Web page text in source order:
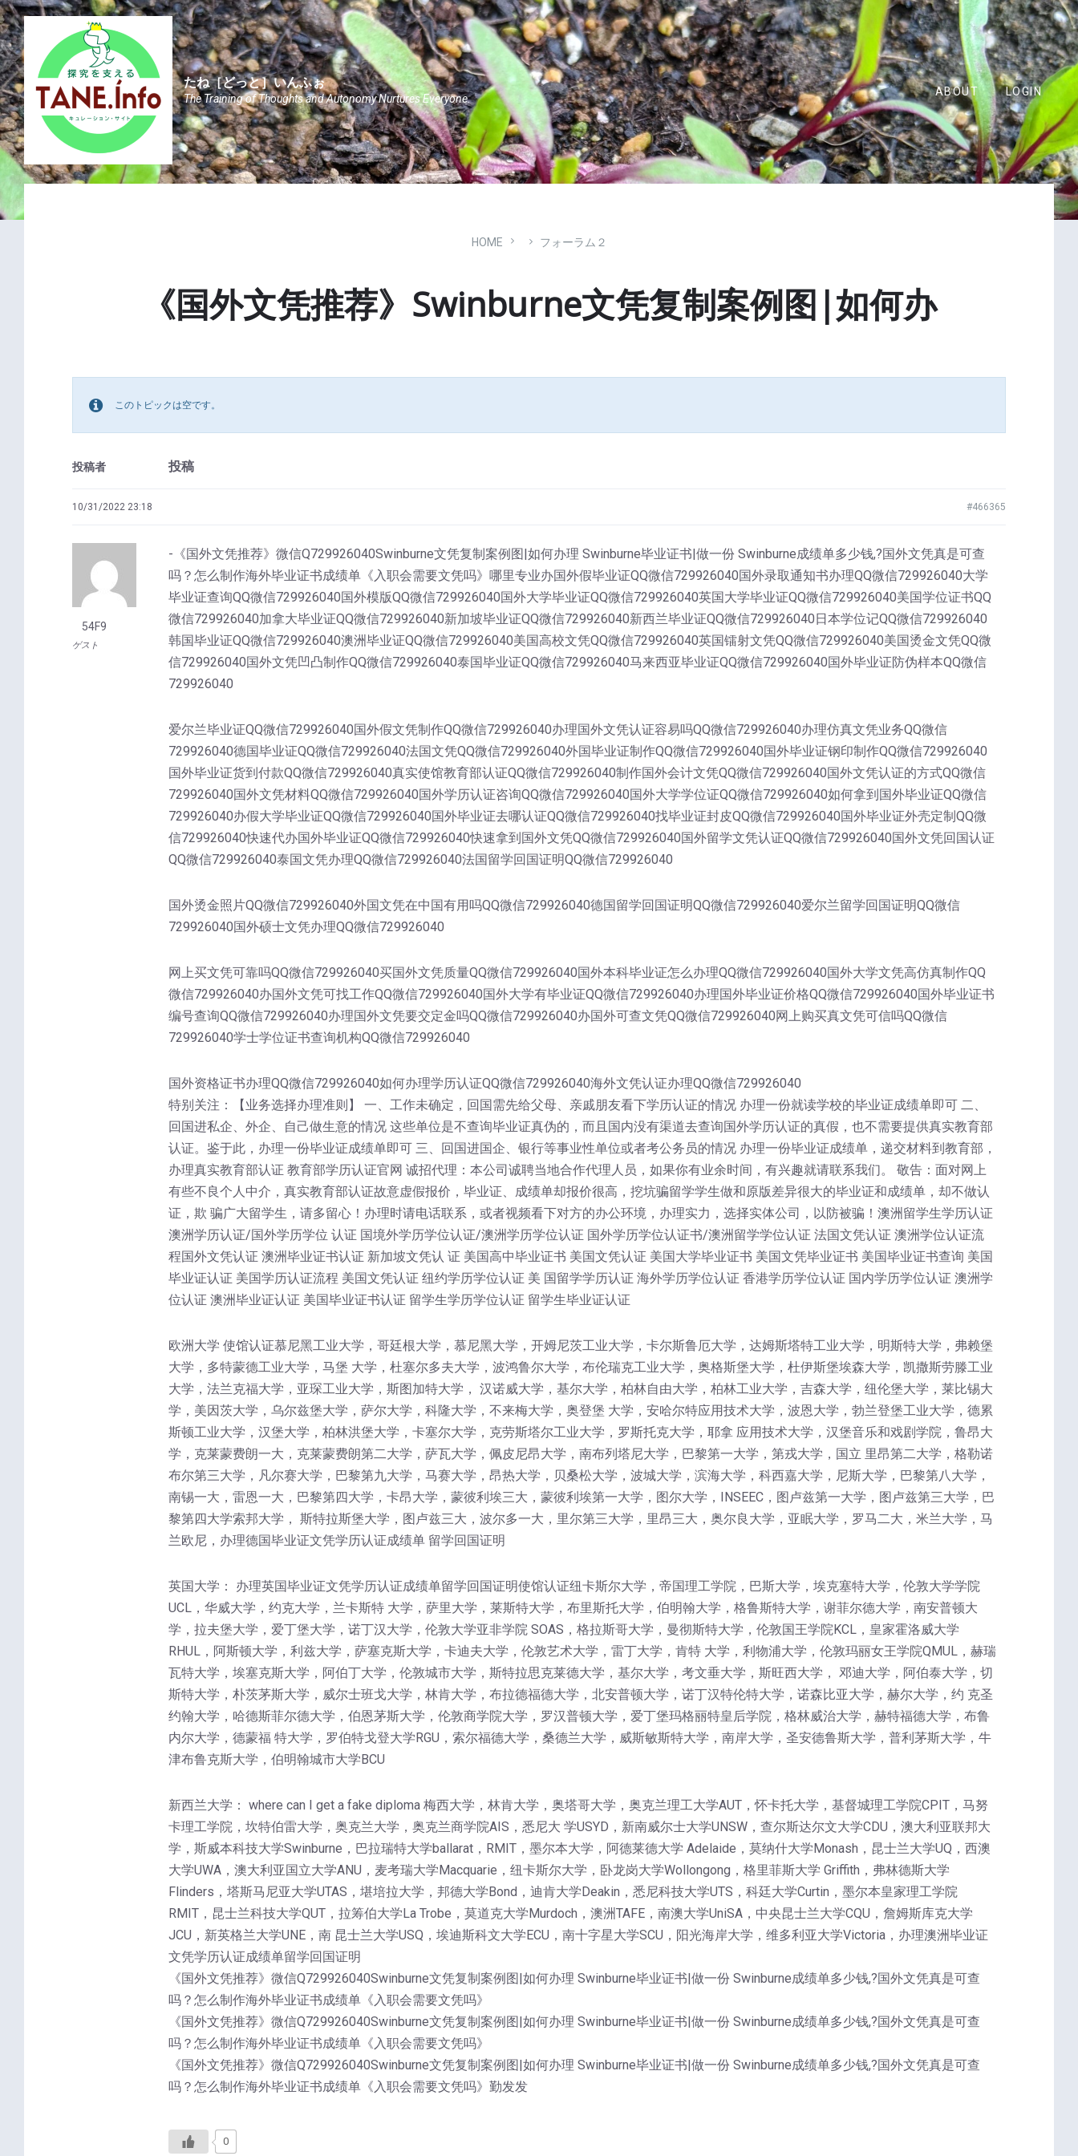
Skip
to
content
Skip
to
main
navigation
Skip
to
footer
たね［どっと］いんふぉ
The Training of Thoughts and Autonomy Nurtures Everyone.
ABOUT LOGIN
HOME フォーラム２
《国外文凭推荐》Swinburne文凭复制案例图|如何办
このトピックは空です。
投稿者 投稿
10/31/2022 23:18 #466365
54F9
ゲスト
-《国外文凭推荐》微信Q729926040Swinburne文凭复制案例图|如何办理 Swinburne毕业证书|做一份 Swinburne成绩单多少钱,?国外文凭真是可查
吗？怎么制作海外毕业证书成绩单《入职会需要文凭吗》哪里专业办国外假毕业证QQ微信729926040国外录取通知书办理QQ微信729926040大学
毕业证查询QQ微信729926040国外模版QQ微信729926040国外大学毕业证QQ微信729926040英国大学毕业证QQ微信729926040美国学位证书QQ
微信729926040加拿大毕业证QQ微信729926040新加坡毕业证QQ微信729926040新西兰毕业证QQ微信729926040日本学位记QQ微信729926040
韩国毕业证QQ微信729926040澳洲毕业证QQ微信729926040美国高校文凭QQ微信729926040英国镭射文凭QQ微信729926040美国烫金文凭QQ微
信729926040国外文凭凹凸制作QQ微信729926040泰国毕业证QQ微信729926040马来西亚毕业证QQ微信729926040国外毕业证防伪样本QQ微信
729926040
爱尔兰毕业证QQ微信729926040国外假文凭制作QQ微信729926040办理国外文凭认证容易吗QQ微信729926040办理仿真文凭业务QQ微信
729926040德国毕业证QQ微信729926040法国文凭QQ微信729926040外国毕业证制作QQ微信729926040国外毕业证钢印制作QQ微信729926040
国外毕业证货到付款QQ微信729926040真实使馆教育部认证QQ微信729926040制作国外会计文凭QQ微信729926040国外文凭认证的方式QQ微信
729926040国外文凭材料QQ微信729926040国外学历认证咨询QQ微信729926040国外大学学位证QQ微信729926040如何拿到国外毕业证QQ微信
729926040办假大学毕业证QQ微信729926040国外毕业证去哪认证QQ微信729926040找毕业证封皮QQ微信729926040国外毕业证外壳定制QQ微
信729926040快速代办国外毕业证QQ微信729926040快速拿到国外文凭QQ微信729926040国外留学文凭认证QQ微信729926040国外文凭回国认证
QQ微信729926040泰国文凭办理QQ微信729926040法国留学回国证明QQ微信729926040
国外烫金照片QQ微信729926040外国文凭在中国有用吗QQ微信729926040德国留学回国证明QQ微信729926040爱尔兰留学回国证明QQ微信
729926040国外硕士文凭办理QQ微信729926040
网上买文凭可靠吗QQ微信729926040买国外文凭质量QQ微信729926040国外本科毕业证怎么办理QQ微信729926040国外大学文凭高仿真制作QQ
微信729926040办国外文凭可找工作QQ微信729926040国外大学有毕业证QQ微信729926040办理国外毕业证价格QQ微信729926040国外毕业证书
编号查询QQ微信729926040办理国外文凭要交定金吗QQ微信729926040办国外可查文凭QQ微信729926040网上购买真文凭可信吗QQ微信
729926040学士学位证书查询机构QQ微信729926040
国外资格证书办理QQ微信729926040如何办理学历认证QQ微信729926040海外文凭认证办理QQ微信729926040
特别关注：【业务选择办理准则】 一、工作未确定，回国需先给父母、亲戚朋友看下学历认证的情况 办理一份就读学校的毕业证成绩单即可 二、
回国进私企、外企、自己做生意的情况 这些单位是不查询毕业证真伪的，而且国内没有渠道去查询国外学历认证的真假，也不需要提供真实教育部
认证。鉴于此，办理一份毕业证成绩单即可 三、回国进国企、银行等事业性单位或者考公务员的情况 办理一份毕业证成绩单，递交材料到教育部，
办理真实教育部认证 教育部学历认证官网 诚招代理：本公司诚聘当地合作代理人员，如果你有业余时间，有兴趣就请联系我们。 敬告：面对网上
有些不良个人中介，真实教育部认证故意虚假报价，毕业证、成绩单却报价很高，挖坑骗留学学生做和原版差异很大的毕业证和成绩单，却不做认
证，欺 骗广大留学生，请多留心！办理时请电话联系，或者视频看下对方的办公环境，办理实力，选择实体公司，以防被骗！澳洲留学生学历认证
澳洲学历认证/国外学历学位 认证 国境外学历学位认证/澳洲学历学位认证 国外学历学位认证书/澳洲留学学位认证 法国文凭认证 澳洲学位认证流
程国外文凭认证 澳洲毕业证书认证 新加坡文凭认 证 美国高中毕业证书 美国文凭认证 美国大学毕业证书 美国文凭毕业证书 美国毕业证书查询 美国
毕业证认证 美国学历认证流程 美国文凭认证 纽约学历学位认证 美 国留学学历认证 海外学历学位认证 香港学历学位认证 国内学历学位认证 澳洲学
位认证 澳洲毕业证认证 美国毕业证书认证 留学生学历学位认证 留学生毕业证认证
欧洲大学 使馆认证慕尼黑工业大学，哥廷根大学，慕尼黑大学，开姆尼茨工业大学，卡尔斯鲁厄大学，达姆斯塔特工业大学，明斯特大学，弗赖堡
大学，多特蒙德工业大学，马堡 大学，杜塞尔多夫大学，波鸿鲁尔大学，布伦瑞克工业大学，奥格斯堡大学，杜伊斯堡埃森大学，凯撒斯劳滕工业
大学，法兰克福大学，亚琛工业大学，斯图加特大学， 汉诺威大学，基尔大学，柏林自由大学，柏林工业大学，吉森大学，纽伦堡大学，莱比锡大
学，美因茨大学，乌尔兹堡大学，萨尔大学，科隆大学，不来梅大学，奥登堡 大学，安哈尔特应用技术大学，波恩大学，勃兰登堡工业大学，德累
斯顿工业大学，汉堡大学，柏林洪堡大学，卡塞尔大学，克劳斯塔尔工业大学，罗斯托克大学，耶拿 应用技术大学，汉堡音乐和戏剧学院，鲁昂大
学，克莱蒙费朗一大，克莱蒙费朗第二大学，萨瓦大学，佩皮尼昂大学，南布列塔尼大学，巴黎第一大学，第戎大学，国立 里昂第二大学，格勒诺
布尔第三大学，凡尔赛大学，巴黎第九大学，马赛大学，昂热大学，贝桑松大学，波城大学，滨海大学，科西嘉大学，尼斯大学，巴黎第八大学，
南锡一大，雷恩一大，巴黎第四大学，卡昂大学，蒙彼利埃三大，蒙彼利埃第一大学，图尔大学，INSEEC，图卢兹第一大学，图卢兹第三大学，巴
黎第四大学索邦大学， 斯特拉斯堡大学，图卢兹三大，波尔多一大，里尔第三大学，里昂三大，奥尔良大学，亚眠大学，罗马二大，米兰大学，马
兰欧尼，办理德国毕业证文凭学历认证成绩单 留学回国证明
英国大学： 办理英国毕业证文凭学历认证成绩单留学回国证明使馆认证纽卡斯尔大学，帝国理工学院，巴斯大学，埃克塞特大学，伦敦大学学院
UCL，华威大学，约克大学，兰卡斯特 大学，萨里大学，莱斯特大学，布里斯托大学，伯明翰大学，格鲁斯特大学，谢菲尔德大学，南安普顿大
学，拉夫堡大学，爱丁堡大学，诺丁汉大学，伦敦大学亚非学院 SOAS，格拉斯哥大学，曼彻斯特大学，伦敦国王学院KCL，皇家霍洛威大学
RHUL，阿斯顿大学，利兹大学，萨塞克斯大学，卡迪夫大学，伦敦艺术大学，雷丁大学，肯特 大学，利物浦大学，伦敦玛丽女王学院QMUL，赫瑞
瓦特大学，埃塞克斯大学，阿伯丁大学，伦敦城市大学，斯特拉思克莱德大学，基尔大学，考文垂大学，斯旺西大学， 邓迪大学，阿伯泰大学，切
斯特大学，朴茨茅斯大学，威尔士班戈大学，林肯大学，布拉德福德大学，北安普顿大学，诺丁汉特伦特大学，诺森比亚大学，赫尔大学，约 克圣
约翰大学，哈德斯菲尔德大学，伯恩茅斯大学，伦敦商学院大学，罗汉普顿大学，爱丁堡玛格丽特皇后学院，格林威治大学，赫特福德大学，布鲁
内尔大学，德蒙福 特大学，罗伯特戈登大学RGU，索尔福德大学，桑德兰大学，威斯敏斯特大学，南岸大学，圣安德鲁斯大学，普利茅斯大学，牛
津布鲁克斯大学，伯明翰城市大学BCU
新西兰大学： where can I get a fake diploma 梅西大学，林肯大学，奥塔哥大学，奥克兰理工大学AUT，怀卡托大学，基督城理工学院CPIT，马努
卡理工学院，坎特伯雷大学，奥克兰大学，奥克兰商学院AIS，悉尼大 学USYD，新南威尔士大学UNSW，查尔斯达尔文大学CDU，澳大利亚联邦大
学，斯威本科技大学Swinburne，巴拉瑞特大学ballarat，RMIT，墨尔本大学，阿德莱德大学 Adelaide，莫纳什大学Monash，昆士兰大学UQ，西澳
大学UWA，澳大利亚国立大学ANU，麦考瑞大学Macquarie，纽卡斯尔大学，卧龙岗大学Wollongong，格里菲斯大学 Griffith，弗林德斯大学
Flinders，塔斯马尼亚大学UTAS，堪培拉大学，邦德大学Bond，迪肯大学Deakin，悉尼科技大学UTS，科廷大学Curtin，墨尔本皇家理工学院
RMIT，昆士兰科技大学QUT，拉筹伯大学La Trobe，莫道克大学Murdoch，澳洲TAFE，南澳大学UniSA，中央昆士兰大学CQU，詹姆斯库克大学
JCU，新英格兰大学UNE，南 昆士兰大学USQ，埃迪斯科文大学ECU，南十字星大学SCU，阳光海岸大学，维多利亚大学Victoria，办理澳洲毕业证
文凭学历认证成绩单留学回国证明
《国外文凭推荐》微信Q729926040Swinburne文凭复制案例图|如何办理 Swinburne毕业证书|做一份 Swinburne成绩单多少钱,?国外文凭真是可查
吗？怎么制作海外毕业证书成绩单《入职会需要文凭吗》
《国外文凭推荐》微信Q729926040Swinburne文凭复制案例图|如何办理 Swinburne毕业证书|做一份 Swinburne成绩单多少钱,?国外文凭真是可查
吗？怎么制作海外毕业证书成绩单《入职会需要文凭吗》
《国外文凭推荐》微信Q729926040Swinburne文凭复制案例图|如何办理 Swinburne毕业证书|做一份 Swinburne成绩单多少钱,?国外文凭真是可查
吗？怎么制作海外毕业证书成绩单《入职会需要文凭吗》勤发发
0